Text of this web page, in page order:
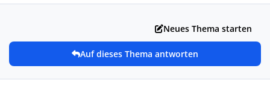
Neues Thema starten
Auf dieses Thema antworten